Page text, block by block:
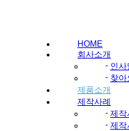
HOME
회사소개
- 인사
- 찾아
제품소개
제작사례
- 제작
- 제작